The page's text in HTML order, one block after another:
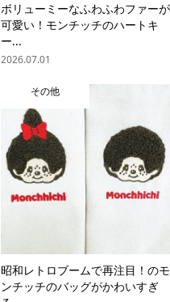
ボリューミーなふわふわファーが
可愛い！モンチッチのハートキ
ー...
2026.07.01
その他
昭和レトロブームで再注目！のモ
ンチッチのバッグがかわいすぎ
contact us share me!